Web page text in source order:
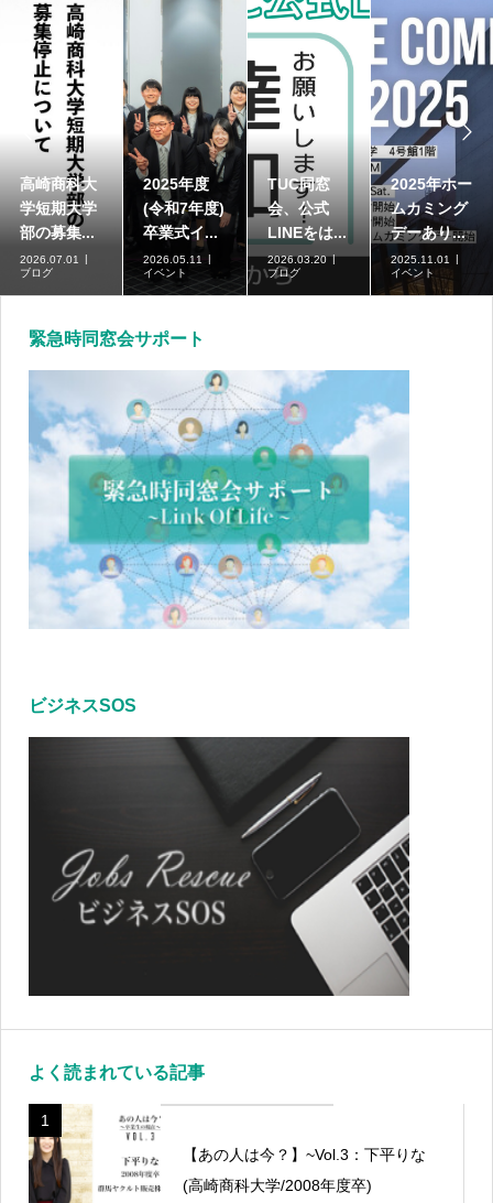

高崎商科大
学短期大学
部の募集...
2026.07.01
ブログ
2025年度
(令和7年度)
卒業式イ...
2026.05.11
イベント
TUC同窓
会、公式
LINEをは...
2026.03.20
ブログ
2025年ホー
ムカミング
デーあり...
2025.11.01
イベント

緊急時同窓会サポート
ビジネスSOS
よく読まれている記事
1
【あの人は今？】~Vol.3：下平りな
(高崎商科大学/2008年度卒)